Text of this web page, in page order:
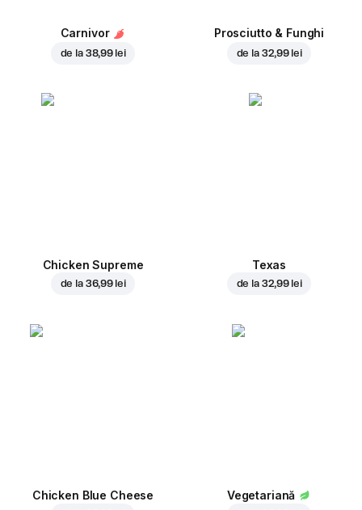
Carnivor
de la 38,99 lei
Prosciutto & Funghi
de la 32,99 lei
Chicken Supreme
de la 36,99 lei
Texas
de la 32,99 lei
Chicken Blue Cheese Vegetariană